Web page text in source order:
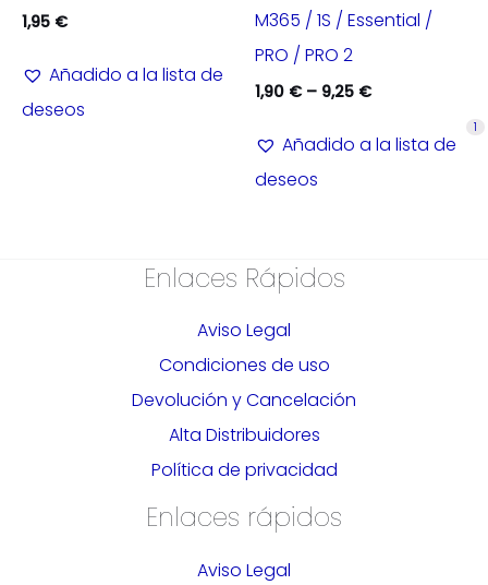
1,95 €
Añadido a la lista de
deseos
M365 / 1S / Essential /
PRO / PRO 2
1,90 €– 9,25 €
Añadido a la lista de
deseos
1
Enlaces Rápidos
Aviso Legal
Condiciones de uso
Devolución y Cancelación
Alta Distribuidores
Política de privacidad
Enlaces rápidos
Aviso Legal